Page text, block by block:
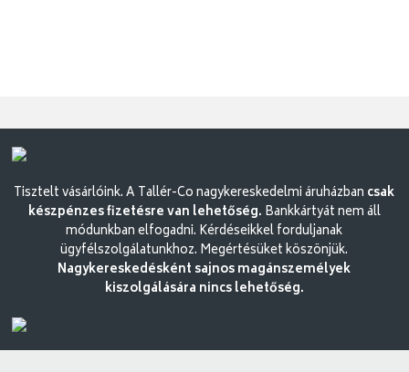
Tisztelt vásárlóink. A Tallér-Co nagykereskedelmi áruházban csak
készpénzes fizetésre van lehetőség. Bankkártyát nem áll
módunkban elfogadni. Kérdéseikkel forduljanak
ügyfélszolgálatunkhoz. Megértésüket köszönjük.
Nagykereskedésként sajnos magánszemélyek
kiszolgálására nincs lehetőség.